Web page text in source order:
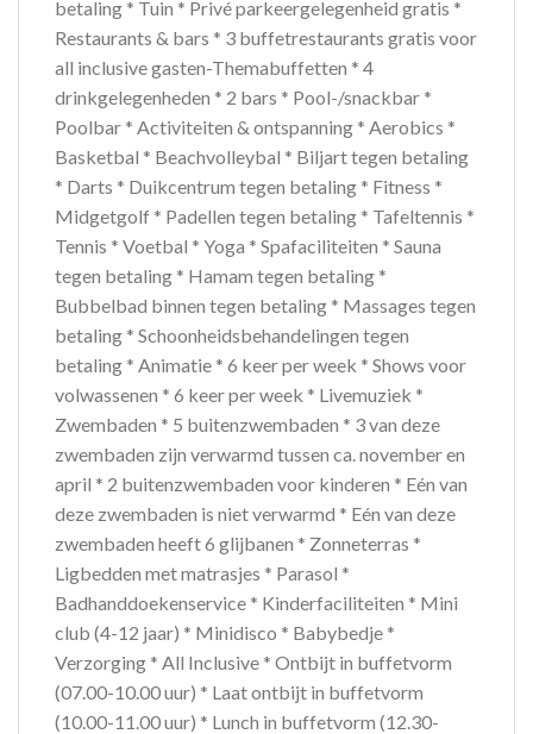
betaling * Tuin * Privé parkeergelegenheid gratis *
Restaurants & bars * 3 buffetrestaurants gratis voor
all inclusive gasten-Themabuffetten * 4
drinkgelegenheden * 2 bars * Pool-/snackbar *
Poolbar * Activiteiten & ontspanning * Aerobics *
Basketbal * Beachvolleybal * Biljart tegen betaling
* Darts * Duikcentrum tegen betaling * Fitness *
Midgetgolf * Padellen tegen betaling * Tafeltennis *
Tennis * Voetbal * Yoga * Spafaciliteiten * Sauna
tegen betaling * Hamam tegen betaling *
Bubbelbad binnen tegen betaling * Massages tegen
betaling * Schoonheidsbehandelingen tegen
betaling * Animatie * 6 keer per week * Shows voor
volwassenen * 6 keer per week * Livemuziek *
Zwembaden * 5 buitenzwembaden * 3 van deze
zwembaden zijn verwarmd tussen ca. november en
april * 2 buitenzwembaden voor kinderen * Eén van
deze zwembaden is niet verwarmd * Eén van deze
zwembaden heeft 6 glijbanen * Zonneterras *
Ligbedden met matrasjes * Parasol *
Badhanddoekenservice * Kinderfaciliteiten * Mini
club (4-12 jaar) * Minidisco * Babybedje *
Verzorging * All Inclusive * Ontbijt in buffetvorm
(07.00-10.00 uur) * Laat ontbijt in buffetvorm
(10.00-11.00 uur) * Lunch in buffetvorm (12.30-